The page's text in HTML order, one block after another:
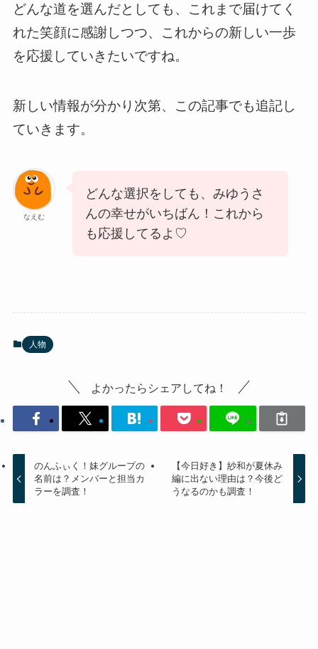
どんな道を選んだとしても、これまで届けてく
れた笑顔に感謝しつつ、これからの新しい一歩
を応援していきたいですね。
新しい情報が分かり次第、この記事でも追記し
ていきます。
なえむ
どんな選択をしても、みゆうさ
んの幸せがいちばん！これから
も応援してるよ♡
人物
よかったらシェアしてね！
のんふぃく！妹グループの
名前は？メンバーと担当カ
ラーを調査！
【今日好き】紗和が夏休み
編に出ない理由は？今後ど
うなるのかも調査！